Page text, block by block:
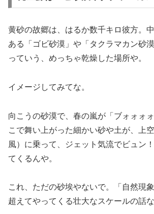
黄砂の故郷は、はるか数千キロ彼方。
ある「ゴビ砂漠」や「タクラマカン砂
っていう、めっちゃ乾燥した場所や。
イメージしてみてな。
向こうの砂漠で、春の嵐が「ブォォォ
こで舞い上がった細かい砂や土が、上
風）に乗って、ジェット気流でビュン
てくるんや。
これ、ただの砂埃やないで。「自然現
超えてやってくる壮大なスケールの話な